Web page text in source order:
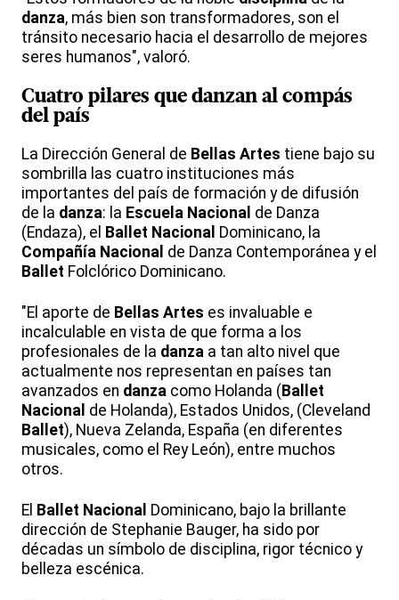
danza, más bien son transformadores, son el
tránsito necesario hacia el desarrollo de mejores
seres humanos", valoró.
Cuatro pilares que danzan al compás
del país
La Dirección General de Bellas Artes tiene bajo su
sombrilla las cuatro instituciones más
importantes del país de formación y de difusión
de la danza: la Escuela Nacional de Danza
(Endaza), el Ballet Nacional Dominicano, la
Compañía Nacional de Danza Contemporánea y el
Ballet Folclórico Dominicano.
"El aporte de Bellas Artes es invaluable e
incalculable en vista de que forma a los
profesionales de la danza a tan alto nivel que
actualmente nos representan en países tan
avanzados en danza como Holanda ( Ballet
Nacional de Holanda), Estados Unidos, (Cleveland
Ballet), Nueva Zelanda, España (en diferentes
musicales, como el Rey León), entre muchos
otros.
El Ballet Nacional Dominicano, bajo la brillante
dirección de Stephanie Bauger, ha sido por
décadas un símbolo de disciplina, rigor técnico y
belleza escénica.